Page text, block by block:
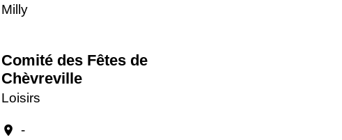
Milly
Comité des Fêtes de
Chèvreville
Loisirs
location_on
-